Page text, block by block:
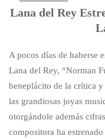
Lana del Rey
A pocos días de haberse
Lana del Rey, “Norman
beneplácito de la crítica
las grandiosas joyas
otorgándole además
compositora ha